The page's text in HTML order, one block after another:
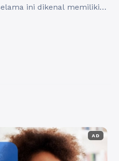
ini dikenal memiliki
Bagi partai ini, kontestasi
AD